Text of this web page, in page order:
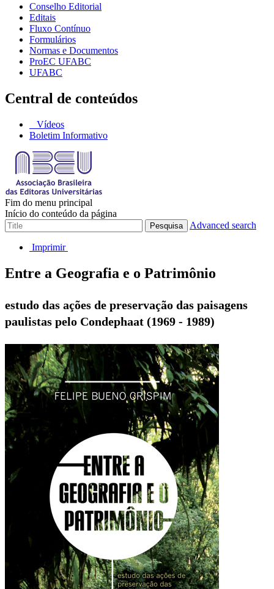
Conselho Editorial
Editais
Fluxo Contínuo
Formulários
Normas e Documentos
ProEC UFABC
UFABC
Central de conteúdos
Vídeos
Boletim Informativo
Fim do menu principal
Início do conteúdo da página
Pesquisa Advanced search
Imprimir
Entre a Geografia e o Patrimônio
estudo das ações de preservação das paisagens
paulistas pelo Condephaat (1969 - 1989)